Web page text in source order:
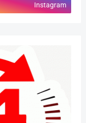
Instagram